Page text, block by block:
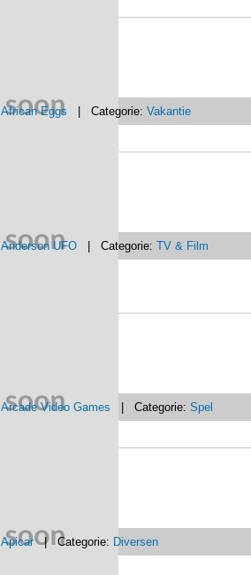
African Eggs | Categorie: Vakantie
Anderson UFO | Categorie: TV & Film
Arcade Video Games | Categorie: Spel
Apicar| Categorie: Diversen